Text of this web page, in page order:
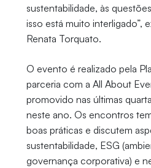
sustentabilidade, às
isso está muito interligado”,
Renata Torquato.
O evento é realizado pela
parceria com a All About
promovido nas últimas
neste ano. Os encontros
boas práticas e discutem
sustentabilidade, ESG
governança corporativa) e